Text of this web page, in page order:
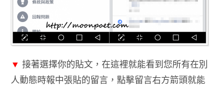
▼ 接著選擇你的貼文，在這裡就能看到您所有在別
人動態時報中張貼的留言，點擊留言右方箭頭就能